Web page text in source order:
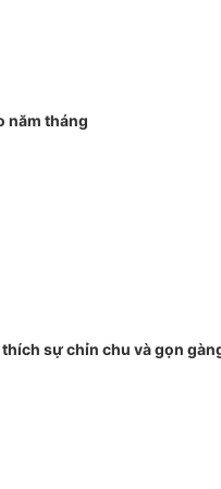
năm tháng
sự chỉn chu và gọn